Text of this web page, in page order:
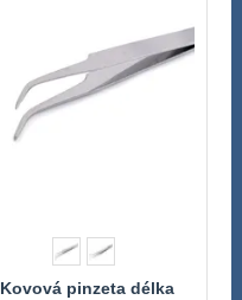
Kovová pinzeta délka